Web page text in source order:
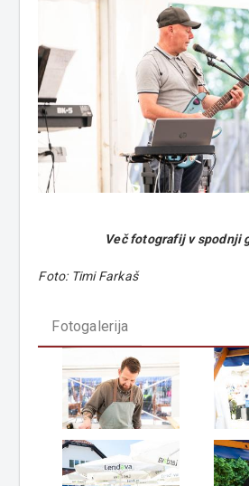
Več fotografij v spodnji
Foto: Timi Farkaš
Fotogalerija